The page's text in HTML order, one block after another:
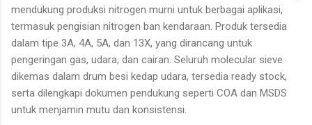
mendukung produksi nitrogen murni untuk berbagai aplikasi,
termasuk pengisian nitrogen ban kendaraan. Produk tersedia
dalam tipe 3A, 4A, 5A, dan 13X, yang dirancang untuk
pengeringan gas, udara, dan cairan. Seluruh molecular sieve
dikemas dalam drum besi kedap udara, tersedia ready stock,
serta dilengkapi dokumen pendukung seperti COA dan MSDS
untuk menjamin mutu dan konsistensi.